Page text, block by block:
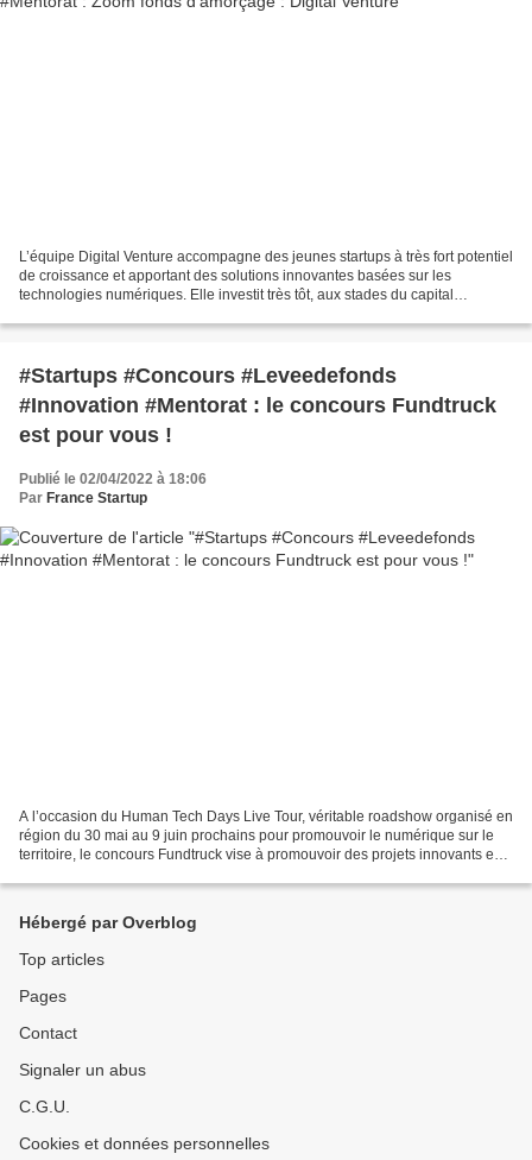
L’équipe Digital Venture accompagne des jeunes startups à très fort potentiel
de croissance et apportant des solutions innovantes basées sur les
technologies numériques. Elle investit très tôt, aux stades du capital
#Startups #Concours #Leveedefonds
#Innovation #Mentorat : le concours Fundtruck
est pour vous !
Publié le 02/04/2022 à 18:06
Par France Startup
A l’occasion du Human Tech Days Live Tour, véritable roadshow organisé en
région du 30 mai au 9 juin prochains pour promouvoir le numérique sur le
territoire, le concours Fundtruck vise à promouvoir des projets innovants en
Hébergé par Overblog
Top articles
Pages
Contact
Signaler un abus
C.G.U.
Cookies et données personnelles